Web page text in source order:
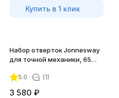
Купить в 1 клик
Набор отверток Jonnesway
для точной механики, 65
5.0 (1)
3 580 ₽